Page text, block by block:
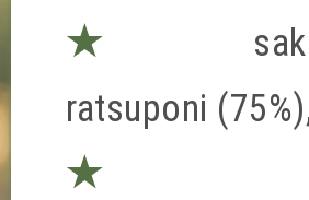
★
ratsuponi
★